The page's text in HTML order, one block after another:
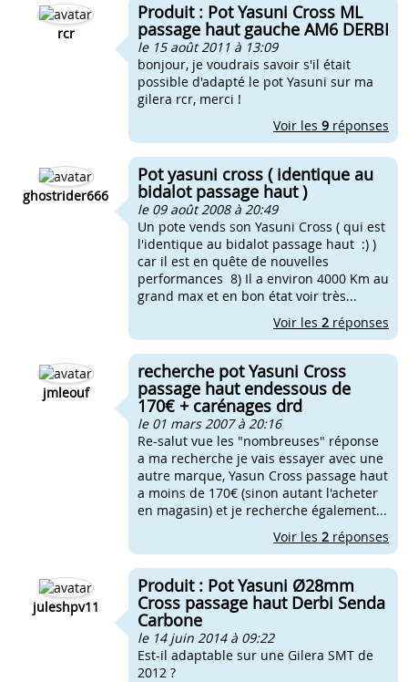
rcr
Produit : Pot Yasuni Cross ML
passage haut gauche AM6 DERBI
le 15 août 2011 à 13:09
bonjour, je voudrais savoir s'il était
possible d'adapté le pot Yasuni sur ma
gilera rcr, merci !
Voir les 9 réponses
ghostrider666
Pot yasuni cross ( identique au
bidalot passage haut )
le 09 août 2008 à 20:49
Un pote vends son Yasuni Cross ( qui est
l'identique au bidalot passage haut :) )
car il est en quête de nouvelles
performances 8) Il a environ 4000 Km au
grand max et en bon état voir très...
Voir les 2 réponses
jmleouf
recherche pot Yasuni Cross
passage haut endessous de
170€ + carénages drd
le 01 mars 2007 à 20:16
Re-salut vue les "nombreuses" réponse
a ma recherche je vais essayer avec une
autre marque, Yasun Cross passage haut
a moins de 170€ (sinon autant l'acheter
en magasin) et je recherche également...
Voir les 2 réponses
juleshpv11
Produit : Pot Yasuni Ø28mm
Cross passage haut Derbi Senda
Carbone
le 14 juin 2014 à 09:22
Est-il adaptable sur une Gilera SMT de
2012 ?